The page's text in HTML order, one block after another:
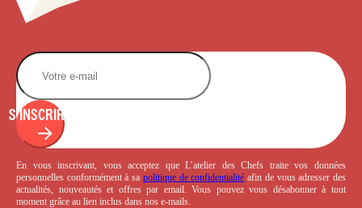
S'INSCRIRE
En vous inscrivant, vous acceptez que L’atelier des Chefs traite vos données
personnelles conformément à sa politique de confidentialité afin de vous adresser des
actualités, nouveautés et offres par email. Vous pouvez vous désabonner à tout
moment grâce au lien inclus dans nos e-mails.